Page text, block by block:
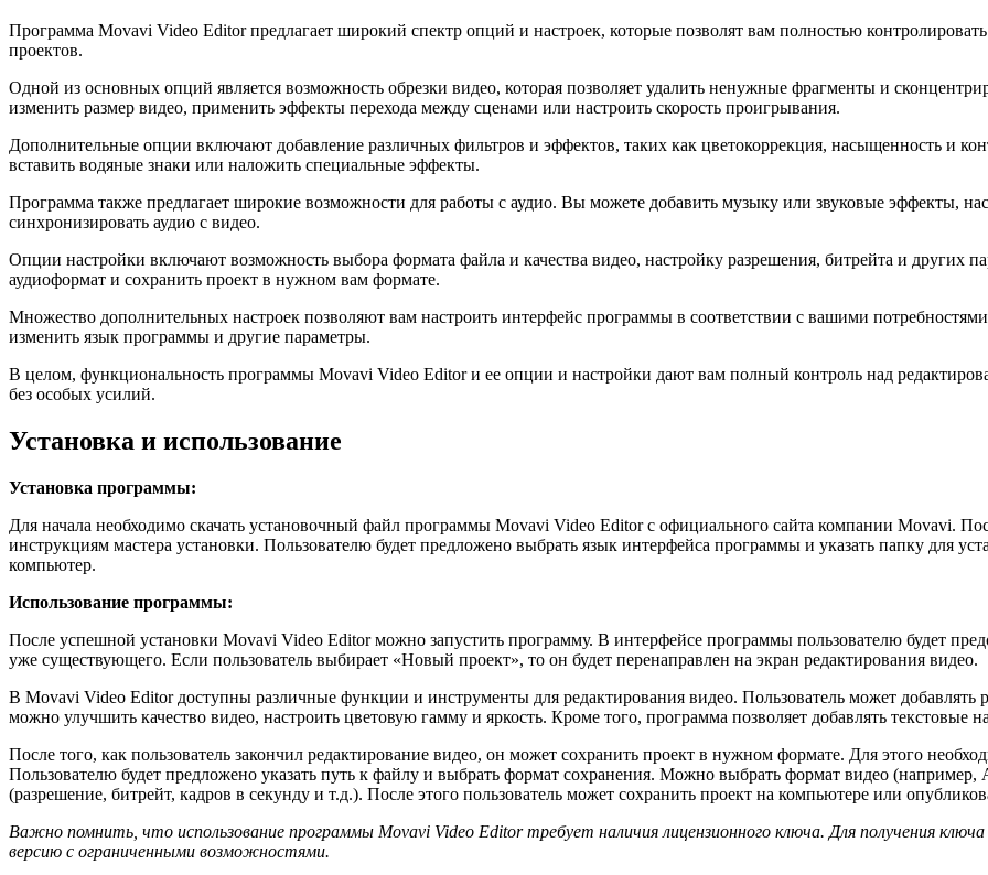
Программа Movavi Video Editor предлагает широкий спектр опций и настроек, которые позволят вам полностью
проектов.
Одной из основных опций является возможность обрезки видео, которая позволяет удалить ненужные фрагменты и
изменить размер видео, применить эффекты перехода между сценами или настроить скорость проигрывания.
Дополнительные опции включают добавление различных фильтров и эффектов, таких как цветокоррекция, насыщенность и
вставить водяные знаки или наложить специальные эффекты.
Программа также предлагает широкие возможности для работы с аудио. Вы можете добавить музыку или звуковые эффекты,
синхронизировать аудио с видео.
Опции настройки включают возможность выбора формата файла и качества видео, настройку разрешения, битрейта и других
аудиоформат и сохранить проект в нужном вам формате.
Множество дополнительных настроек позволяют вам настроить интерфейс программы в соответствии с вашими
изменить язык программы и другие параметры.
В целом, функциональность программы Movavi Video Editor и ее опции и настройки дают вам полный контроль над
без особых усилий.
Установка и использование
Установка программы:
Для начала необходимо скачать установочный файл программы Movavi Video Editor с официального сайта компании Movavi.
инструкциям мастера установки. Пользователю будет предложено выбрать язык интерфейса программы и указать папку для
компьютер.
Использование программы:
После успешной установки Movavi Video Editor можно запустить программу. В интерфейсе программы пользователю будет
уже существующего. Если пользователь выбирает «Новый проект», то он будет перенаправлен на экран редактирования видео.
В Movavi Video Editor доступны различные функции и инструменты для редактирования видео. Пользователь может
можно улучшить качество видео, настроить цветовую гамму и яркость. Кроме того, программа позволяет добавлять
После того, как пользователь закончил редактирование видео, он может сохранить проект в нужном формате. Для этого
Пользователю будет предложено указать путь к файлу и выбрать формат сохранения. Можно выбрать формат видео
(разрешение, битрейт, кадров в секунду и т.д.). После этого пользователь может сохранить проект на компьютере или
Важно помнить, что использование программы Movavi Video Editor требует наличия лицензионного ключа. Для получения
версию с ограниченными возможностями.